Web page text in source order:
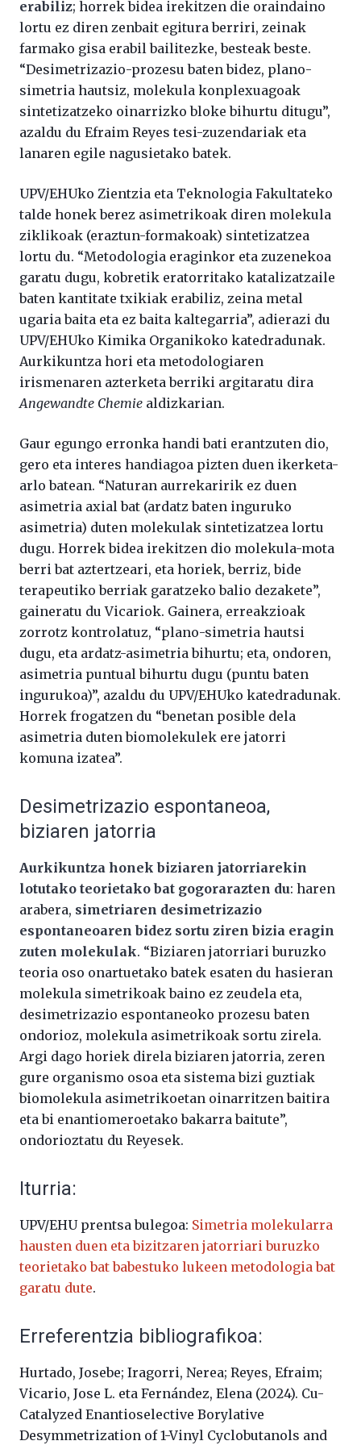
erabiliz; horrek bidea irekitzen die oraindaino
lortu ez diren zenbait egitura berriri, zeinak
farmako gisa erabil bailitezke, besteak beste.
“Desimetrizazio-prozesu baten bidez, plano-
simetria hautsiz, molekula konplexuagoak
sintetizatzeko oinarrizko bloke bihurtu ditugu”,
azaldu du Efraim Reyes tesi-zuzendariak eta
lanaren egile nagusietako batek.
UPV/EHUko Zientzia eta Teknologia Fakultateko
talde honek berez asimetrikoak diren molekula
ziklikoak (eraztun-formakoak) sintetizatzea
lortu du. “Metodologia eraginkor eta zuzenekoa
garatu dugu, kobretik eratorritako katalizatzaile
baten kantitate txikiak erabiliz, zeina metal
ugaria baita eta ez baita kaltegarria”, adierazi du
UPV/EHUko Kimika Organikoko katedradunak.
Aurkikuntza hori eta metodologiaren
irismenaren azterketa berriki argitaratu dira
Angewandte Chemie aldizkarian.
Gaur egungo erronka handi bati erantzuten dio,
gero eta interes handiagoa pizten duen ikerketa-
arlo batean. “Naturan aurrekaririk ez duen
asimetria axial bat (ardatz baten inguruko
asimetria) duten molekulak sintetizatzea lortu
dugu. Horrek bidea irekitzen dio molekula-mota
berri bat aztertzeari, eta horiek, berriz, bide
terapeutiko berriak garatzeko balio dezakete”,
gaineratu du Vicariok. Gainera, erreakzioak
zorrotz kontrolatuz, “plano-simetria hautsi
dugu, eta ardatz-asimetria bihurtu; eta, ondoren,
asimetria puntual bihurtu dugu (puntu baten
ingurukoa)”, azaldu du UPV/EHUko katedradunak.
Horrek frogatzen du “benetan posible dela
asimetria duten biomolekulek ere jatorri
komuna izatea”.
Desimetrizazio espontaneoa,
biziaren jatorria
Aurkikuntza honek biziaren jatorriarekin
lotutako teorietako bat gogorarazten du: haren
arabera, simetriaren desimetrizazio
espontaneoaren bidez sortu ziren bizia eragin
zuten molekulak. “Biziaren jatorriari buruzko
teoria oso onartuetako batek esaten du hasieran
molekula simetrikoak baino ez zeudela eta,
desimetrizazio espontaneoko prozesu baten
ondorioz, molekula asimetrikoak sortu zirela.
Argi dago horiek direla biziaren jatorria, zeren
gure organismo osoa eta sistema bizi guztiak
biomolekula asimetrikoetan oinarritzen baitira
eta bi enantiomeroetako bakarra baitute”,
ondorioztatu du Reyesek.
Iturria:
UPV/EHU prentsa bulegoa: Simetria molekularra
hausten duen eta bizitzaren jatorriari buruzko
teorietako bat babestuko lukeen metodologia bat
garatu dute.
Erreferentzia bibliografikoa:
Hurtado, Josebe; Iragorri, Nerea; Reyes, Efraim;
Vicario, Jose L. eta Fernández, Elena (2024). Cu-
Catalyzed Enantioselective Borylative
Desymmetrization of 1-Vinyl Cyclobutanols and